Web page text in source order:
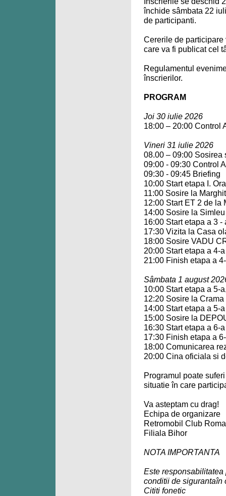
închide sâmbata 22
de participanti.
Cererile de
care va fi publicat cel
Regulamentul
înscrierilor.
PROGRAM
Joi 30 iulie 2026
18:00 – 20:00 Control
Vineri 31 iulie 2026
08.00 – 09:00 Sosirea
09:00 - 09:30 Control
09:30 - 09:45 Briefing
10:00 Start etapa I.
11:00 Sosire la
12:00 Start ET 2 de la
14:00 Sosire la
16:00 Start etapa a 3
17:30 Vizita la Casa
18:00 Sosire VADU
20:00 Start etapa a 4-a
21:00 Finish etapa a
Sâmbata 1 august
10:00 Start etapa a 5-
12:20 Sosire la
14:00 Start etapa a 5-a
15:00 Sosire la
16:30 Start etapa a 6-a
17:30 Finish etapa a
18:00 Comunicarea
20:00 Cina oficiala si
Programul poate
situatie în care
Va asteptam cu drag!
Echipa de organizare
Retromobil Club
Filiala Bihor
NOTA IMPORTANTA
Este
conditii de sigurantaîn
Cititi fonetic